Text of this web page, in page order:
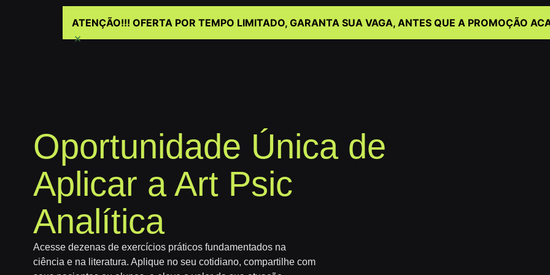
ATENÇÃO!!! OFERTA POR TEMPO LIMITADO, GARANTA SUA VAGA, ANTES QUE A PROMOÇÃO
×
Oportunidade Única de
Aplicar a Art Psic
Analítica
Acesse dezenas de exercícios práticos fundamentados na
ciência e na literatura. Aplique no seu cotidiano, compartilhe com